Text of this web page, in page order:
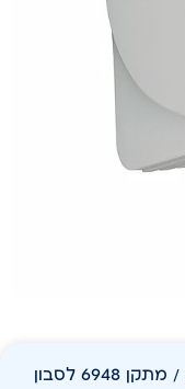
/ מתקן 6948 לסבון